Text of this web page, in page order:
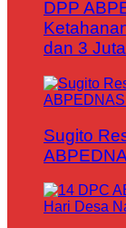
DPP
dan 3
Sugito